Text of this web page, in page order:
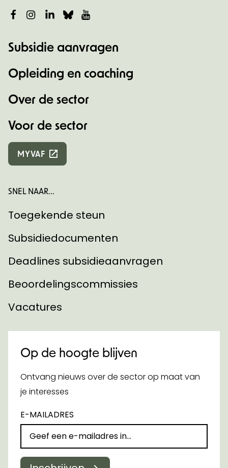
Facebook
Instagram
LinkedIn
Bluesky
Subsidie aanvragen
Opleiding en coaching
Over de sector
Voor de sector
MYVAF
SNEL NAAR...
Toegekende steun
Subsidiedocumenten
Deadlines subsidieaanvragen
Beoordelingscommissies
Vacatures
Op de hoogte blijven
Ontvang nieuws over de sector op maat van
je interesses
E-MAILADRES